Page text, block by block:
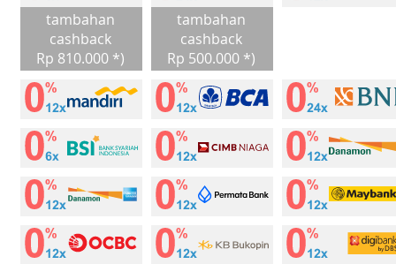
tambahan
cashback
Rp 810.000 *)
tambahan
cashback
Rp 500.000 *)